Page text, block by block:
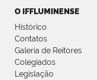
O IFFLUMINENSE
Histórico
Contatos
Galeria de Reitores
Colegiados
Legislação